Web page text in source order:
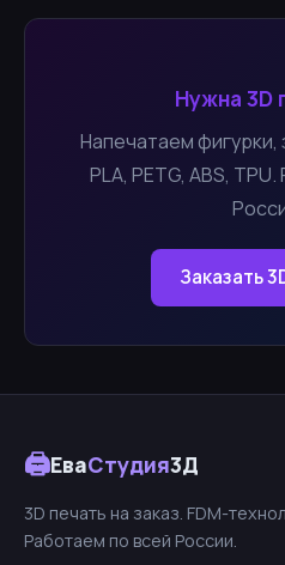
Нужна 3D
Напечатаем фигурки,
PLA, PETG, ABS,
Заказать
🖨ЕваСтудия3Д
3D печать на заказ. FDM-
Работаем по всей России.